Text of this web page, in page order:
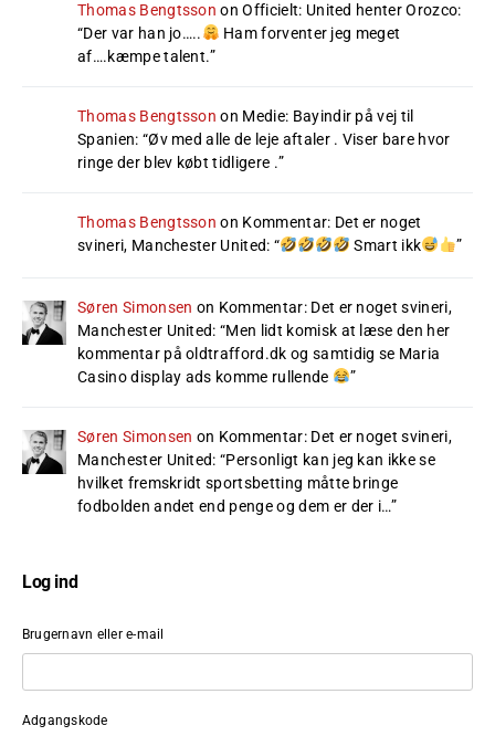
Thomas Bengtsson onOfficielt: United henter Orozco:
“Der var han jo…..
Ham forventer jeg meget
af….kæmpe talent.”
Thomas Bengtsson on Medie: Bayindir på vej til
Spanien: “Øv med alle de leje aftaler . Viser bare hvor
ringe der blev købt tidligere .”
Thomas Bengtsson on Kommentar: Det er noget
svineri, Manchester United: “ Smart ikk ”
Søren Simonsen on Kommentar: Det er noget svineri,
Manchester United: “Men lidt komisk at læse den her
kommentar på oldtrafford.dk og samtidig se Maria
Casino display ads komme rullende
”
Søren Simonsen on Kommentar: Det er noget svineri,
Manchester United: “Personligt kan jeg kan ikke se
hvilket fremskridt sportsbetting måtte bringe
fodbolden andet end penge og dem er der i…”
Log ind
Brugernavn eller e-mail
Adgangskode